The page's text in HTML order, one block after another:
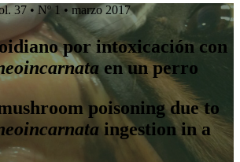
37 • Nº 1 • marzo 2017
por intoxicación con
en un perro
poisoning due to
ingestion in a